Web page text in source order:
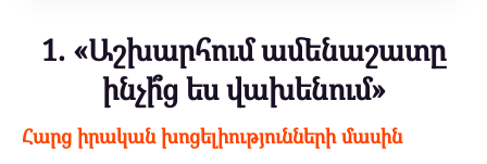
1. «Աշխարհում ամենաշատը
ինչի՞ց ես վախենում»
Հարց իրական խոցելիությունների մասին